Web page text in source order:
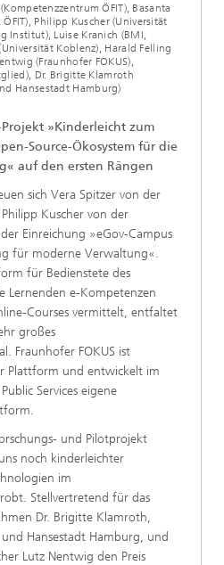
ÖFIT), Basanta
Philipp Kuscher (Universität
Institut), Luise Kranich (BMI,
Koblenz), Harald Felling
(Fraunhofer FOKUS),
Dr. Brigitte Klamroth
Hansestadt Hamburg)
Projekt »Kinderleicht zum
Source-Ökosystem für die
auf den ersten Rängen
sich Vera Spitzer von der
Kuscher von der
Einreichung »eGov-Campus
für moderne Verwaltung«.
für Bedienstete des
Lernenden e-Kompetenzen
Courses vermittelt, entfaltet
großes
Fraunhofer FOKUS ist
Plattform und entwickelt im
Services eigene
und Pilotprojekt
noch kinderleichter
im
Stellvertretend für das
Dr. Brigitte Klamroth,
Hansestadt Hamburg, und
Lutz Nentwig den Preis